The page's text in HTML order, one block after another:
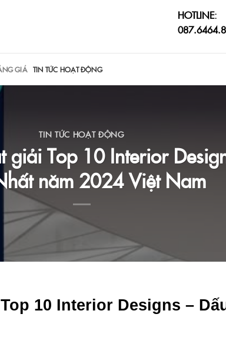
HOTLINE:
GIÁ TIN TỨC HOẠT ĐỘNG
TIN TỨC HOẠT ĐỘNG
Top 10 Interior
năm 2024 Việt Nam
10 Interior Designs –